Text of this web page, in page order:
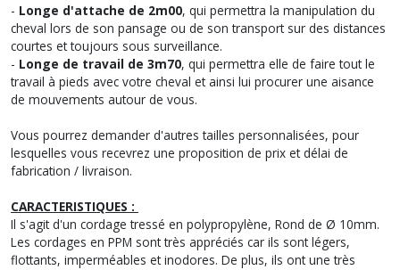
- Longe d'attache de 2m00, qui permettra la manipulation du
cheval lors de son pansage ou de son transport sur des distances
courtes et toujours sous surveillance.
- Longe de travail de 3m70, qui permettra elle de faire tout le
travail à pieds avec votre cheval et ainsi lui procurer une aisance
de mouvements autour de vous.
Vous pourrez demander d'autres tailles personnalisées, pour
lesquelles vous recevrez une proposition de prix et délai de
fabrication / livraison.
CARACTERISTIQUES :
Il s'agit d'un cordage tressé en polypropylène, Rond de Ø 10mm.
Les cordages en PPM sont très appréciés car ils sont légers,
flottants, imperméables et inodores. De plus, ils ont une très